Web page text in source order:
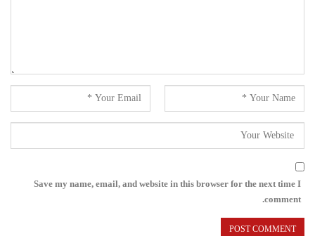
Save my name, email, and website in this browser for the next time I
comment.